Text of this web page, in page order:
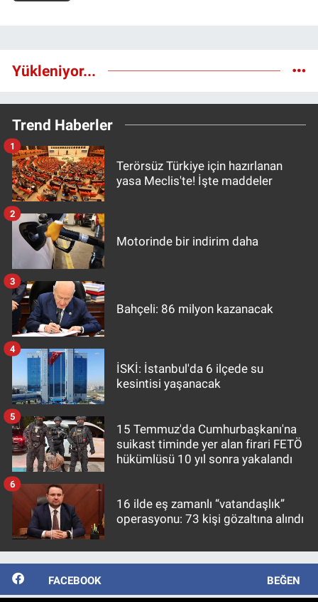
Yükleniyor...
Trend Haberler
Terörsüz Türkiye için hazırlanan
yasa Meclis'te! İşte maddeler
1
Motorinde bir indirim daha
2
Bahçeli: 86 milyon kazanacak
3
İSKİ: İstanbul'da 6 ilçede su
kesintisi yaşanacak
4
15 Temmuz'da Cumhurbaşkanı'na
suikast timinde yer alan firari FETÖ
hükümlüsü 10 yıl sonra yakalandı
5
16 ilde eş zamanlı “vatandaşlık”
operasyonu: 73 kişi gözaltına alındı
6
FACEBOOK BEĞEN